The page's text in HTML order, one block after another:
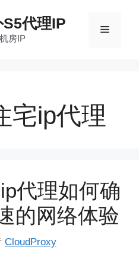
代理IP
房IP
菜
宅ip代理
代理如何确
的网络体验
CloudProxy